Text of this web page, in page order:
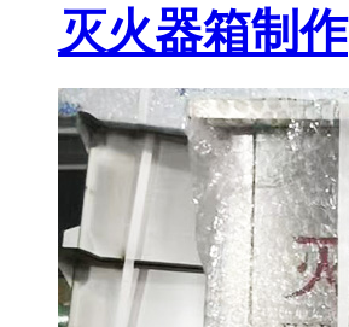
灭火器箱制作